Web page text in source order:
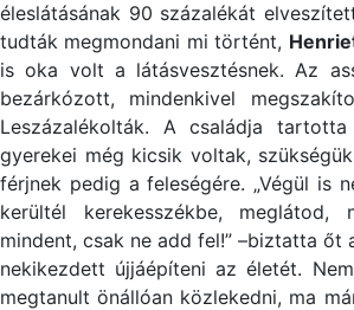
éleslátásának 90 százalékát
tudták megmondani mi történt,
is oka volt a látásvesztésnek. Az
bezárkózott, mindenkivel
Leszázalékolták. A családja
gyerekei még kicsik voltak,
férjnek pedig a feleségére. „Végül is
kerültél kerekesszékbe, meglátod,
mindent, csak ne add fel!” –biztatta őt
nekikezdett újjáépíteni az életét.
megtanult önállóan közlekedni, ma